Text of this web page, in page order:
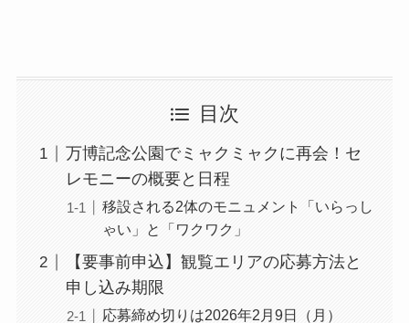
目次
万博記念公園でミャクミャクに再会！セ
レモニーの概要と日程
移設される2体のモニュメント「いらっし
ゃい」と「ワクワク」
【要事前申込】観覧エリアの応募方法と
申し込み期限
応募締め切りは2026年2月9日（月）